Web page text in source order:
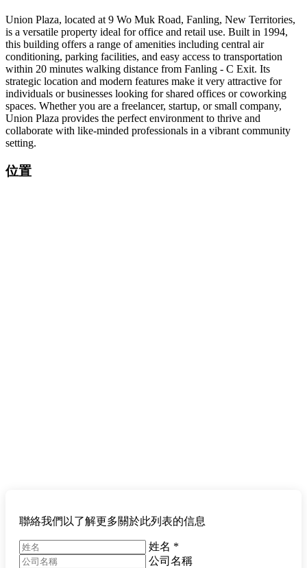
Union Plaza, located at 9 Wo Muk Road, Fanling, New Territories,
is a versatile property ideal for office and retail use. Built in 1994,
this building offers a range of amenities including central air
conditioning, parking facilities, and easy access to transportation
within 20 minutes walking distance from Fanling - C Exit. Its
strategic location and modern features make it very attractive for
individuals or businesses looking for shared offices or coworking
spaces. Whether you are a freelancer, startup, or small company,
Union Plaza provides the perfect environment to thrive and
collaborate with like-minded professionals in a vibrant community
setting.
位置
聯絡我們以了解更多關於此列表的信息
姓名 *
公司名稱